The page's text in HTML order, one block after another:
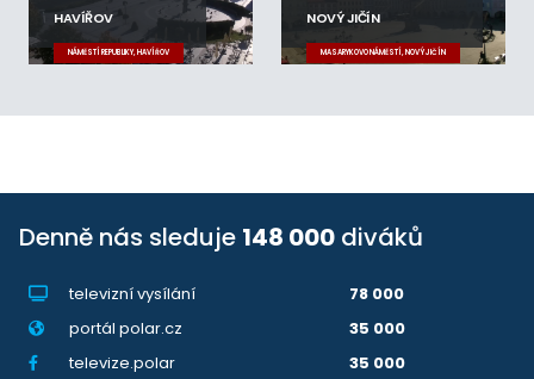
HAVÍŘOV
NÁMĚSTÍ REPUBLIKY, HAVÍŘOV
NOVÝ JIČÍN
MASARYKOVO NÁMĚSTÍ, NOVÝ JIČÍN
Denně nás sleduje 148 000 diváků
televizní vysílání
78 000
portál polar.cz
35 000
televize.polar
35 000